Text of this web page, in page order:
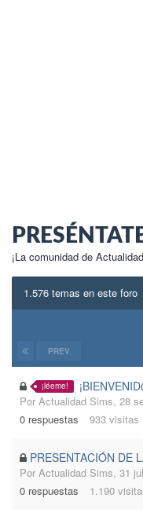
¡La comunidad de
1.576 temas en este foro
PREV
¡léeme!
Por Actualidad Sims, 28
0 respuestas 933 visitas
PRESENTACIÓN DE
Por Actualidad Sims, 31
0 respuestas 1.190